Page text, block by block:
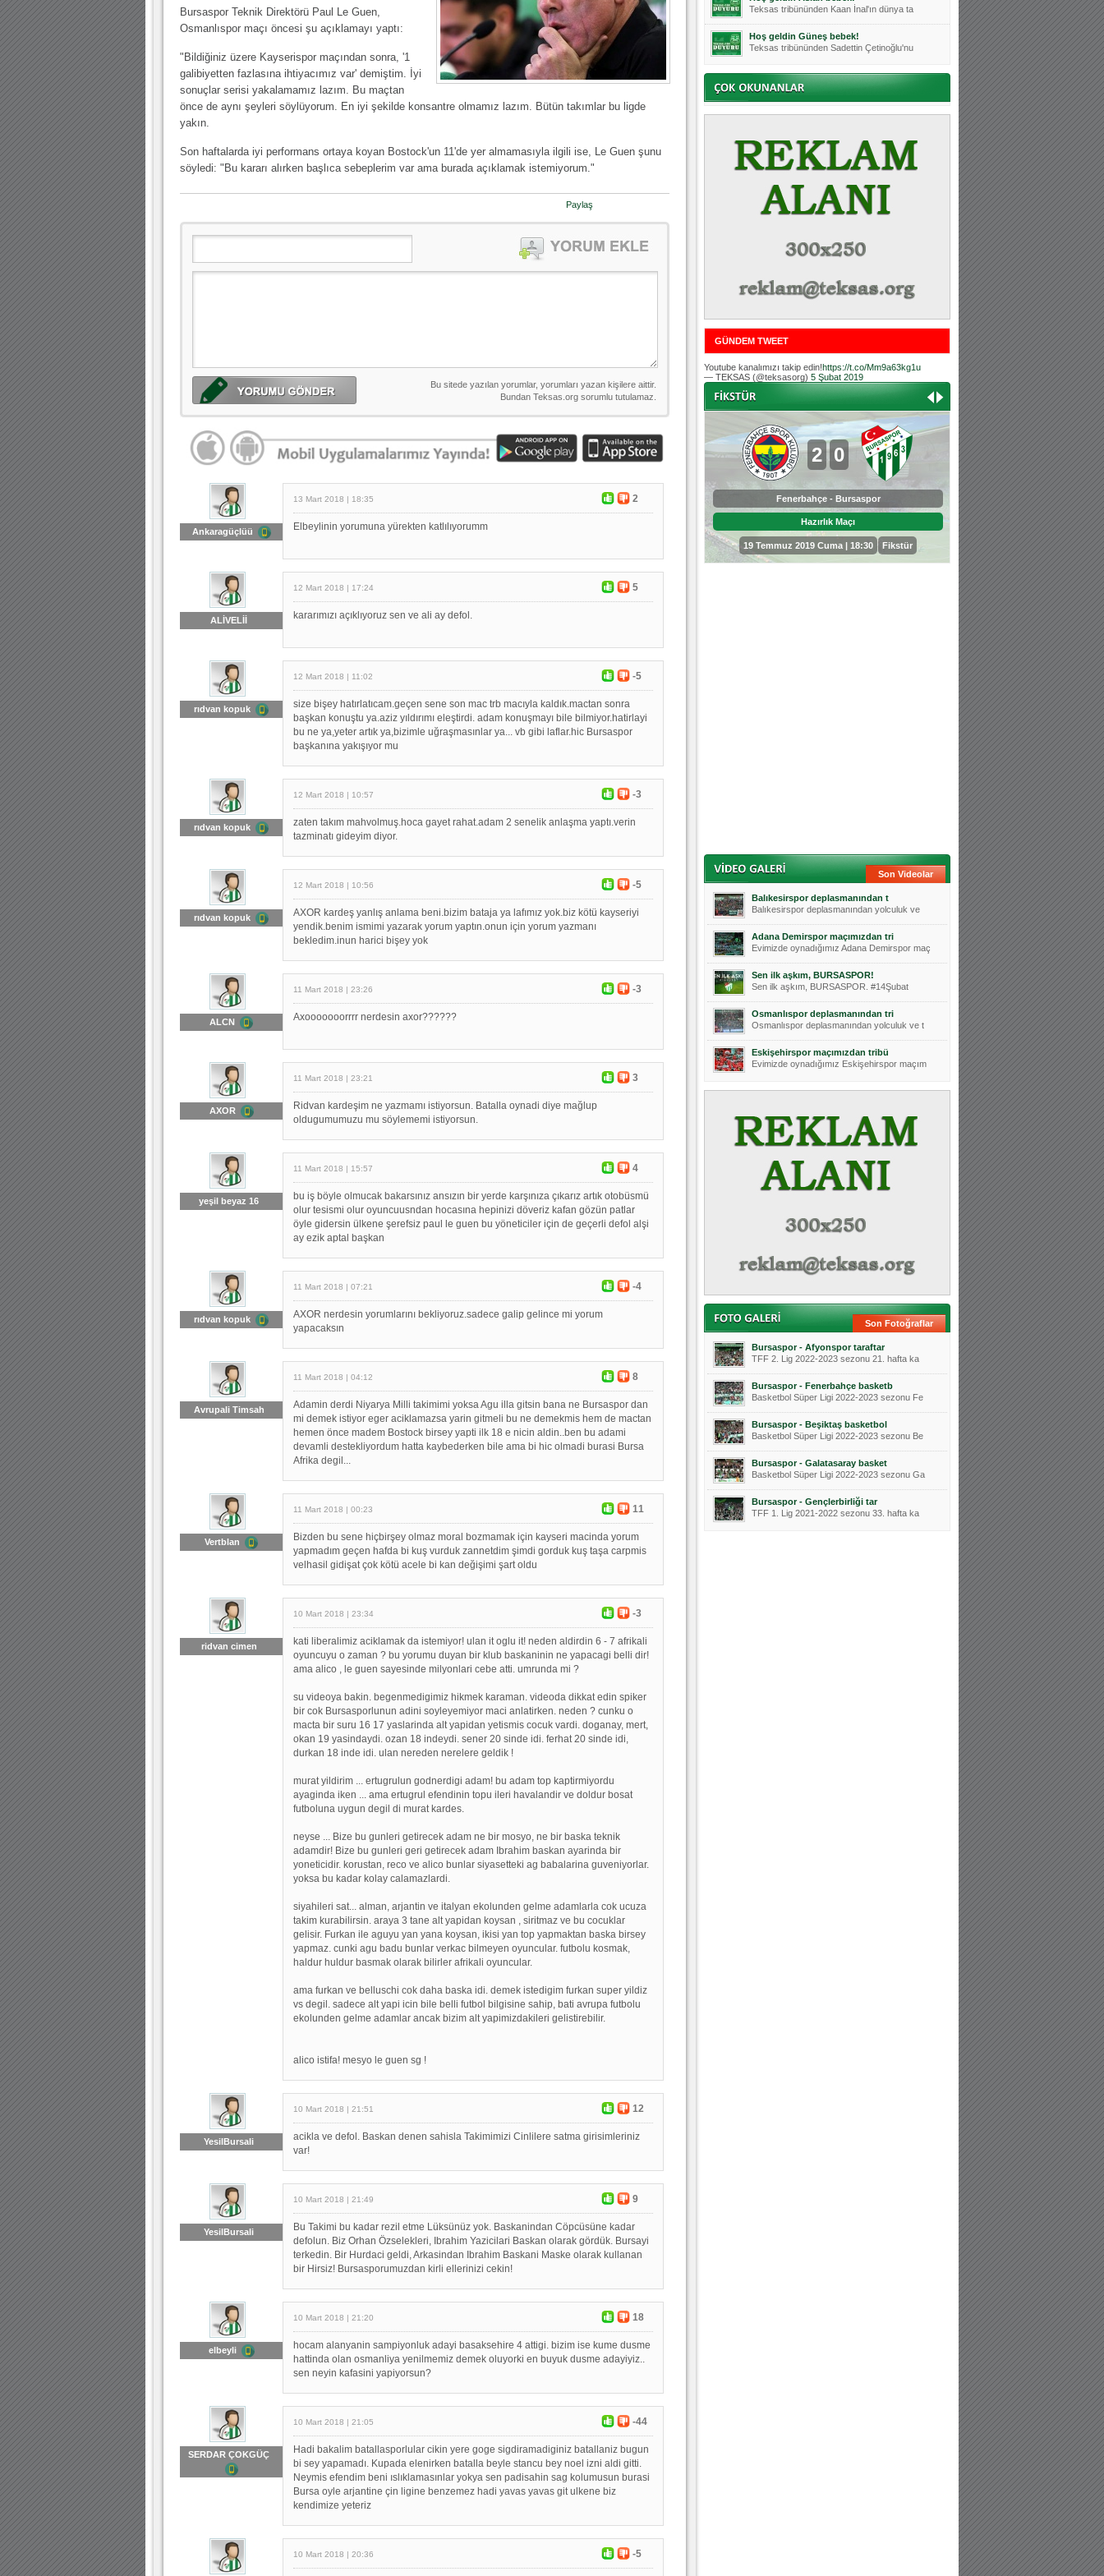
10.04.2023 14:44 | Hoş geldin Göktuğ Bebek!
30.12.2022 18:00 | Hoş geldin Kadir Kağan Bebek!
11.11.2025 14:13 |Hoş geldin Ertuğrul Bebek!
12.10.2025 17:30 |MUTLULUKLAR SİNAN SILACI
03.01.2024 19:09 | Hoş geldin Güneş bebek!
Bursaspor Teknik Direktörü Paul Le Guen,
Osmanlıspor maçı öncesi şu açıklamayı yaptı:
"Bildiğiniz üzere Kayserispor maçından sonra, '1
galibiyetten fazlasına ihtiyacımız var' demiştim. İyi
sonuçlar serisi yakalamamız lazım. Bu maçtan
önce de aynı şeyleri söylüyorum. En iyi şekilde konsantre olmamız lazım. Bütün takımlar bu ligde
yakın.
Son haftalarda iyi performans ortaya koyan Bostock'un 11'de yer almamasıyla ilgili ise, Le Guen şunu
söyledi: "Bu kararı alırken başlıca sebeplerim var ama burada açıklamak istemiyorum."
Paylaş
Ankaragüçlüü
13 Mart 2018 | 18:35 2
Elbeylinin yorumuna yürekten katlılıyorumm
ALİVELİİ
12 Mart 2018 | 17:24 5
kararımızı açıklıyoruz sen ve ali ay defol.
rıdvan kopuk
12 Mart 2018 | 11:02 -5
size bişey hatırlatıcam.geçen sene son mac trb macıyla kaldık.mactan sonra
başkan konuştu ya.aziz yıldırımı eleştirdi. adam konuşmayı bile bilmiyor.hatirlayi
bu ne ya,yeter artık ya,bizimle uğraşmasınlar ya... vb gibi laflar.hic Bursaspor
başkanına yakışıyor mu
rıdvan kopuk
12 Mart 2018 | 10:57 -3
zaten takım mahvolmuş.hoca gayet rahat.adam 2 senelik anlaşma yaptı.verin
tazminatı gideyim diyor.
rıdvan kopuk
12 Mart 2018 | 10:56 -5
AXOR kardeş yanlış anlama beni.bizim bataja ya lafımız yok.biz kötü kayseriyi
yendik.benim ismimi yazarak yorum yaptın.onun için yorum yazmanı
bekledim.inun harici bişey yok
ALCN
11 Mart 2018 | 23:26 -3
Axooooooorrrr nerdesin axor??????
AXOR
11 Mart 2018 | 23:21 3
Ridvan kardeşim ne yazmamı istiyorsun. Batalla oynadi diye mağlup
oldugumumuzu mu söylememi istiyorsun.
yeşil beyaz 16
11 Mart 2018 | 15:57 4
bu iş böyle olmucak bakarsınız ansızın bir yerde karşınıza çıkarız artık otobüsmü
olur tesismi olur oyuncuusndan hocasına hepinizi döveriz kafan gözün patlar
öyle gidersin ülkene şerefsiz paul le guen bu yöneticiler için de geçerli defol alşi
ay ezik aptal başkan
rıdvan kopuk
11 Mart 2018 | 07:21 -4
AXOR nerdesin yorumlarını bekliyoruz.sadece galip gelince mi yorum
yapacaksın
Avrupali Timsah
11 Mart 2018 | 04:12 8
Adamin derdi Niyarya Milli takimimi yoksa Agu illa gitsin bana ne Bursaspor dan
mi demek istiyor eger aciklamazsa yarin gitmeli bu ne demekmis hem de mactan
hemen önce madem Bostock birsey yapti ilk 18 e nicin aldin..ben bu adami
devamli destekliyordum hatta kaybederken bile ama bi hic olmadi burasi Bursa
Afrika degil...
Vertblan
11 Mart 2018 | 00:23 11
Bizden bu sene hiçbirşey olmaz moral bozmamak için kayseri macinda yorum
yapmadım geçen hafda bi kuş vurduk zannetdim şimdi gorduk kuş taşa carpmis
velhasil gidişat çok kötü acele bi kan değişimi şart oldu
ridvan cimen
10 Mart 2018 | 23:34 -3
kati liberalimiz aciklamak da istemiyor! ulan it oglu it! neden aldirdin 6 - 7 afrikali
oyuncuyu o zaman ? bu yorumu duyan bir klub baskaninin ne yapacagi belli dir!
ama alico , le guen sayesinde milyonlari cebe atti. umrunda mi ?
su videoya bakin. begenmedigimiz hikmek karaman. videoda dikkat edin spiker
bir cok Bursasporlunun adini soyleyemiyor maci anlatirken. neden ? cunku o
macta bir suru 16 17 yaslarinda alt yapidan yetismis cocuk vardi. doganay, mert,
okan 19 yasindaydi. ozan 18 indeydi. sener 20 sinde idi. ferhat 20 sinde idi,
durkan 18 inde idi. ulan nereden nerelere geldik !
murat yildirim ... ertugrulun godnerdigi adam! bu adam top kaptirmiyordu
ayaginda iken ... ama ertugrul efendinin topu ileri havalandir ve doldur bosat
futboluna uygun degil di murat kardes.
neyse ... Bize bu gunleri getirecek adam ne bir mosyo, ne bir baska teknik
adamdir! Bize bu gunleri geri getirecek adam Ibrahim baskan ayarinda bir
yoneticidir. korustan, reco ve alico bunlar siyasetteki ag babalarina guveniyorlar.
yoksa bu kadar kolay calamazlardi.
siyahileri sat... alman, arjantin ve italyan ekolunden gelme adamlarla cok ucuza
takim kurabilirsin. araya 3 tane alt yapidan koysan , siritmaz ve bu cocuklar
gelisir. Furkan ile aguyu yan yana koysan, ikisi yan top yapmaktan baska birsey
yapmaz. cunki agu badu bunlar verkac bilmeyen oyuncular. futbolu kosmak,
haldur huldur basmak olarak bilirler afrikali oyuncular.
ama furkan ve belluschi cok daha baska idi. demek istedigim furkan super yildiz
vs degil. sadece alt yapi icin bile belli futbol bilgisine sahip, bati avrupa futbolu
ekolunden gelme adamlar ancak bizim alt yapimizdakileri gelistirebilir.
alico istifa! mesyo le guen sg !
YesilBursali
10 Mart 2018 | 21:51 12
acikla ve defol. Baskan denen sahisla Takimimizi Cinlilere satma girisimleriniz
var!
YesilBursali
10 Mart 2018 | 21:49 9
Bu Takimi bu kadar rezil etme Lüksünüz yok. Baskanindan Cöpcüsüne kadar
defolun. Biz Orhan Özselekleri, Ibrahim Yazicilari Baskan olarak gördük. Bursayi
terkedin. Bir Hurdaci geldi, Arkasindan Ibrahim Baskani Maske olarak kullanan
bir Hirsiz! Bursasporumuzdan kirli ellerinizi cekin!
elbeyli
10 Mart 2018 | 21:20 18
hocam alanyanin sampiyonluk adayi basaksehire 4 attigi. bizim ise kume dusme
hattinda olan osmanliya yenilmemiz demek oluyorki en buyuk dusme adayiyiz..
sen neyin kafasini yapiyorsun?
SERDAR ÇOKGÜÇ
10 Mart 2018 | 21:05 -44
Hadi bakalim batallasporlular cikin yere goge sigdiramadiginiz batallaniz bugun
bi sey yapamadı. Kupada elenirken batalla beyle stancu bey noel izni aldi gitti.
Neymis efendim beni ıslıklamasınlar yokya sen padisahin sag kolumusun burasi
Bursa oyle arjantine çin ligine benzemez hadi yavas yavas git ulkene biz
kendimize yeteriz
10 Mart 2018 | 20:36 -5
Teksas tribününden Kaan İnal'ın dünya ta
Hoş geldin Güneş bebek!
Teksas tribününden Sadettin Çetinoğlu'nu
Mutluluklar Ceyhun Tetik
Teksas tribünlerinin sevilen isimlerinde
Bursasporumuzun önü açılsın is
Hoş geldin Alaz Bebek!
Teksas.org sistem yöneticisi, ekibimizin
Hoş geldin Göktuğ Bebek!
Teksas.org ekibimizden ve tribünlerimizi
Teksas tribünlerinden Basri İleri'nin dü
Hoş geldin Kerem Bebek!
Tribünlerimizden Mesut Ulusoy'un (Duka)
Hoş geldin Aslan bebek!
Teksas tribününden Kaan İnal'ın dünya ta
Hoş geldin Güneş bebek!
Teksas tribününden Sadettin Çetinoğlu'nu
GÜNDEM TWEET
Youtube kanalımızı takip edin!https://t.co/Mm9a63kg1u
— TEKSAS (@teksasorg) 5 Şubat 2019
- -
Bursaspor - Altınordu
2 0
Fenerbahçe - Bursaspor
Hazırlık Maçı
19 Temmuz 2019 Cuma | 18:30 Fikstür
0 3
Bursaspor - Sepahan
Hazırlık Maçı
25 Temmuz 2019 Perşembe |
Son Videolar
Balıkesirspor deplasmanından t
Balıkesirspor deplasmanından yolculuk ve
Adana Demirspor maçımızdan tri
Evimizde oynadığımız Adana Demirspor maç
Sen ilk aşkım, BURSASPOR!
Sen ilk aşkım, BURSASPOR. #14Şubat
Osmanlıspor deplasmanından tri
Osmanlıspor deplasmanından yolculuk ve t
Eskişehirspor maçımızdan tribü
Evimizde oynadığımız Eskişehirspor maçım
Son Fotoğraflar
Bursaspor - Afyonspor taraftar
TFF 2. Lig 2022-2023 sezonu 21. hafta ka
Bursaspor - Fenerbahçe basketb
Basketbol Süper Ligi 2022-2023 sezonu Fe
Bursaspor - Beşiktaş basketbol
Basketbol Süper Ligi 2022-2023 sezonu Be
Bursaspor - Galatasaray basket
Basketbol Süper Ligi 2022-2023 sezonu Ga
Bursaspor - Gençlerbirliği tar
TFF 1. Lig 2021-2022 sezonu 33. hafta ka